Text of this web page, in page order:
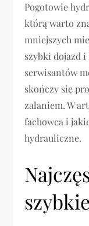
Pogotowie
którą warto
mniejszych
szybki dojazd
serwisantów
skończy się
zalaniem. W
fachowca i
hydrauliczne.